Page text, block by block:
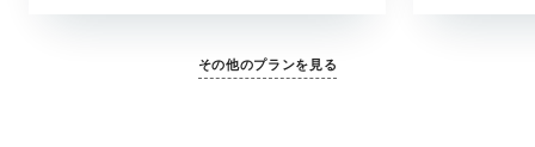
その他のプランを見る